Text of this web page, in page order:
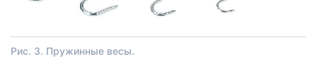
Рис. 3. Пружинные весы.